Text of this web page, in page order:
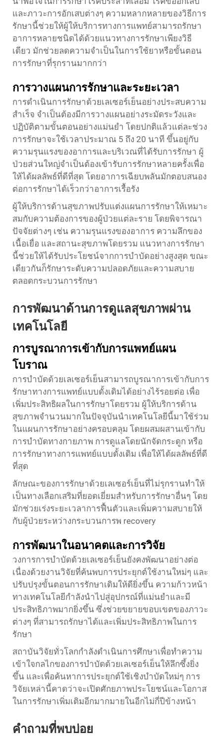
และภาวะการอักเสบต่างๆ ความหลากหลายของวิธีการ
รักษานี้ช่วยให้ผู้ให้บริการทางการแพทย์สามารถรักษา
อาการหลายชนิดได้ด้วยแนวทางการรักษาเพียงวิธี
เดียว มักช่วยลดความจำเป็นในการใช้ยาหรือขั้นตอน
การรักษาที่รุกรานมากกว่า
การวางแผนการรักษาและระยะเวลา
การดำเนินการรักษาด้วยเลเซอร์เย็นอย่างประสบความ
สำเร็จ จำเป็นต้องมีการวางแผนอย่างระมัดระวังและ
ปฏิบัติตามขั้นตอนอย่างแม่นยำ โดยปกติแล้วแต่ละช่วง
การรักษาจะใช้เวลาประมาณ 5 ถึง 20 นาที ขึ้นอยู่กับ
ความรุนแรงของอาการและบริเวณที่ได้รับการรักษา ผู้
ป่วยส่วนใหญ่จำเป็นต้องเข้ารับการรักษาหลายครั้งเพื่อ
ให้ได้ผลลัพธ์ที่ดีที่สุด โดยอาการเฉียบพลันมักตอบสนอง
ต่อการรักษาได้เร็วกว่าอาการเรื้อรัง
ผู้ให้บริการด้านสุขภาพปรับแต่งแผนการรักษาให้เหมาะ
สมกับความต้องการของผู้ป่วยแต่ละราย โดยพิจารณา
ปัจจัยต่างๆ เช่น ความรุนแรงของอาการ ความลึกของ
เนื้อเยื่อ และสถานะสุขภาพโดยรวม แนวทางการรักษา
นี้ช่วยให้ได้รับประโยชน์จากการบำบัดอย่างสูงสุด ขณะ
เดียวกันก็รักษาระดับความปลอดภัยและความสบาย
ตลอดกระบวนการรักษา
การพัฒนาด้านการดูแลสุขภาพผ่าน
เทคโนโลยี
การบูรณาการเข้ากับการแพทย์แผน
โบราณ
การบำบัดด้วยเลเซอร์เย็นสามารถบูรณาการเข้ากับการ
รักษาทางการแพทย์แบบดั้งเดิมได้อย่างไร้รอยต่อ เพื่อ
เพิ่มประสิทธิผลในการรักษาโดยรวม ผู้ให้บริการด้าน
สุขภาพจำนวนมากในปัจจุบันนำเทคโนโลยีนี้มาใช้ร่วม
ในแผนการรักษาอย่างครอบคลุม โดยผสมผสานเข้ากับ
การบำบัดทางกายภาพ การดูแลโดยนักจัดกระดูก หรือ
การรักษาทางการแพทย์แบบดั้งเดิม เพื่อให้ได้ผลลัพธ์ที่ดี
ที่สุด
ลักษณะของการรักษาด้วยเลเซอร์เย็นที่ไม่รุกรานทำให้
เป็นทางเลือกเสริมที่ยอดเยี่ยมสำหรับการรักษาอื่นๆ โดย
มักช่วยเร่งระยะเวลาการฟื้นตัวและเพิ่มความสบายให้
กับผู้ป่วยระหว่างกระบวนการพ recovery
การพัฒนาในอนาคตและการวิจัย
วงการการบำบัดด้วยเลเซอร์เย็นยังคงพัฒนาอย่างต่อ
เนื่องด้วยงานวิจัยที่ค้นพบการประยุกต์ใช้งานใหม่ๆ และ
ปรับปรุงขั้นตอนการรักษาเดิมให้ดียิ่งขึ้น ความก้าวหน้า
ทางเทคโนโลยีกำลังนำไปสู่อุปกรณ์ที่แม่นยำและมี
ประสิทธิภาพมากยิ่งขึ้น ซึ่งช่วยขยายขอบเขตของภาวะ
ต่างๆ ที่สามารถรักษาได้และเพิ่มประสิทธิภาพในการ
รักษา
สถาบันวิจัยทั่วโลกกำลังดำเนินการศึกษาเพื่อทำความ
เข้าใจกลไกของการบำบัดด้วยเลเซอร์เย็นให้ลึกซึ้งยิ่ง
ขึ้น และเพื่อค้นหาการประยุกต์ใช้เชิงบำบัดใหม่ๆ การ
วิจัยเหล่านี้คาดว่าจะเปิดศักยภาพประโยชน์และโอกาส
ในการรักษาเพิ่มเติมอีกมากมายในอีกไม่กี่ปีข้างหน้า
คำถามที่พบบ่อย